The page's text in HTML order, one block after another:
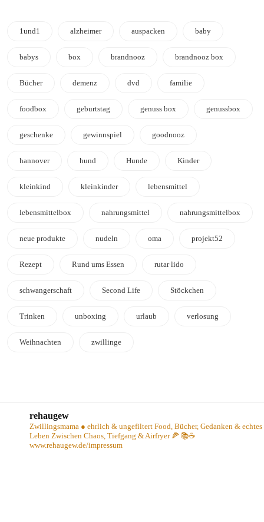
1und1 alzheimer auspacken baby
babys box brandnooz brandnooz box
Bücher demenz dvd familie
foodbox geburtstag genuss box genussbox
geschenke gewinnspiel goodnooz
hannover hund Hunde Kinder
kleinkind kleinkinder lebensmittel
lebensmittelbox nahrungsmittel nahrungsmittelbox
neue produkte nudeln oma projekt52
Rezept Rund ums Essen rutar lido
schwangerschaft Second Life Stöckchen
Trinken unboxing urlaub verlosung
Weihnachten zwillinge
rehaugew
Zwillingsmama ● ehrlich & ungefiltert Food, Bücher, Gedanken & echtes
Leben Zwischen Chaos, Tiefgang & Airfryer 🍕 📚☕️
www.rehaugew.de/impressum